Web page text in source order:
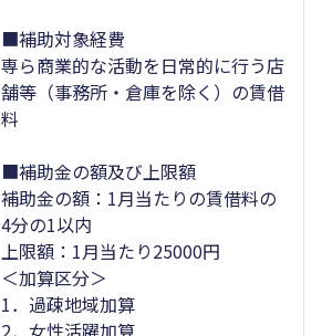
■補助対象経費
専ら商業的な活動を日常的に行う店
舗等（事務所・倉庫を除く）の賃借
料
■補助金の額及び上限額
補助金の額：1月当たりの賃借料の
4分の1以内
上限額：1月当たり25000円
＜加算区分＞
1．過疎地域加算
2．女性活躍加算